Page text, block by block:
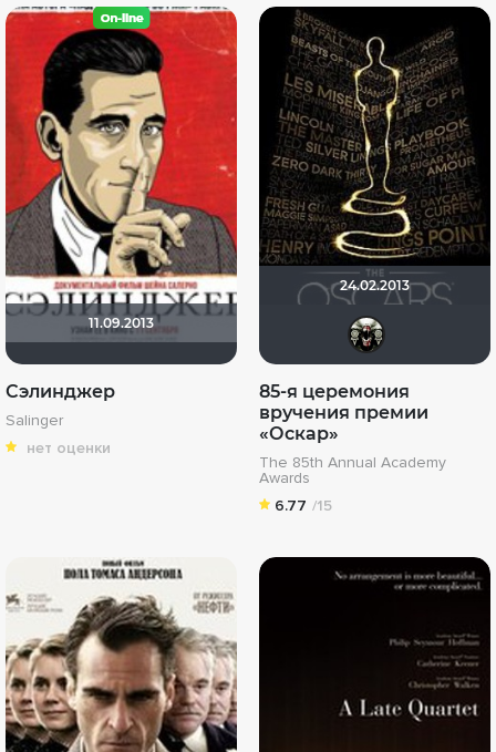
11.09.2013
Сэлинджер
Salinger
нет оценки
24.02.2013
85-я церемония
вручения премии
«Оскар»
The 85th Annual Academy
Awards
6.77 /15